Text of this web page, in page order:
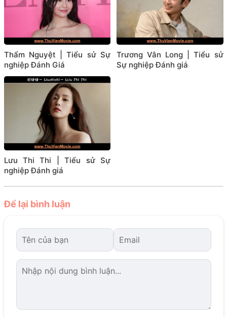
Thẩm Nguyệt | Tiểu sử Sự
nghiệp Đánh Giá
Trương Vân Long | Tiểu sử
Sự nghiệp Đánh giá
Lưu Thi Thi | Tiểu sử Sự
nghiệp Đánh giá
Để lại bình luận